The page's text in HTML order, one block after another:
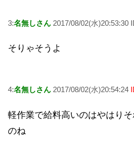
3:名無しさん 2017/08/02(水)20:53:30
そりゃそうよ
4:名無しさん 2017/08/02(水)20:54:24
軽作業で給料高いのはやはり
のね